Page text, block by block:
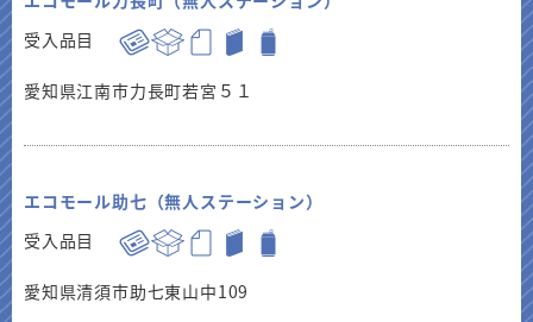
受入品目
愛知県江南市力長町若宮５１
エコモール助七（無人ステーション）
受入品目
愛知県清須市助七東山中109